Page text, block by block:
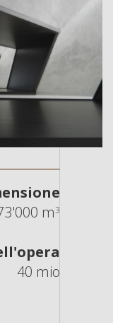
m3
40 mio